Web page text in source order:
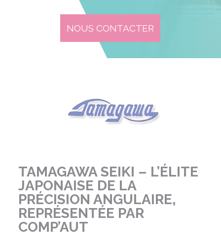
NOUS CONTACTER
TAMAGAWA SEIKI – L’ÉLITE
JAPONAISE DE LA
PRÉCISION ANGULAIRE,
REPRÉSENTÉE PAR
COMP’AUT